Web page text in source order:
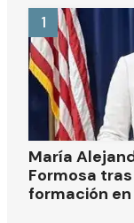
María
Formosa
formación
1